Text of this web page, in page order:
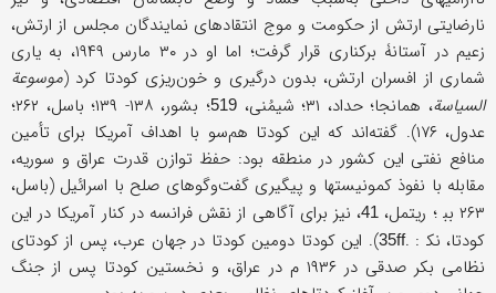
نارضایتی ارتش از حکومت و موج انتقادهای نمایندگان مجلس از ارتش،
زعیم در آستانۀ برکناری قرار گرفت؛ اما او در ۳۰ مارس ۱۹۴۹، به یاری
شماری از افسران ارتش، بدون درگیری و خون‌ریزی کودتا کرد (موسوعة
السیاسة، همانجا؛ حداد، ۳۱؛ شیمُنی، 519
؛ بشور، ۱۳۸- ۱۳۹؛ باسل، ۲۶۲؛
عدول، ۱۷۶). گفته‌اند که این کودتا هم‌سو با اهداف آمریکا برای تأمین
منافع نفتی این کشور در منطقه بود: حفظ توازن قدرت عراق و سوریه،
مقابله با نفوذ کمونیستها و پیگیری گفت‌وگوهای صلح با اسرائیل (باسل،
۲۶۳ بب‍ ؛ ریتمل،
41، نیز برای آگاهی از نقش فرانسه در کنار آمریکا در این
کودتا، نک‍ : .35ff). این کودتا دومین کودتا در جهان عرب، پس از کودتای
نظامی بکر صدقی در ۱۹۳۶ م در عراق، و نخستین کودتا پس از جنگ